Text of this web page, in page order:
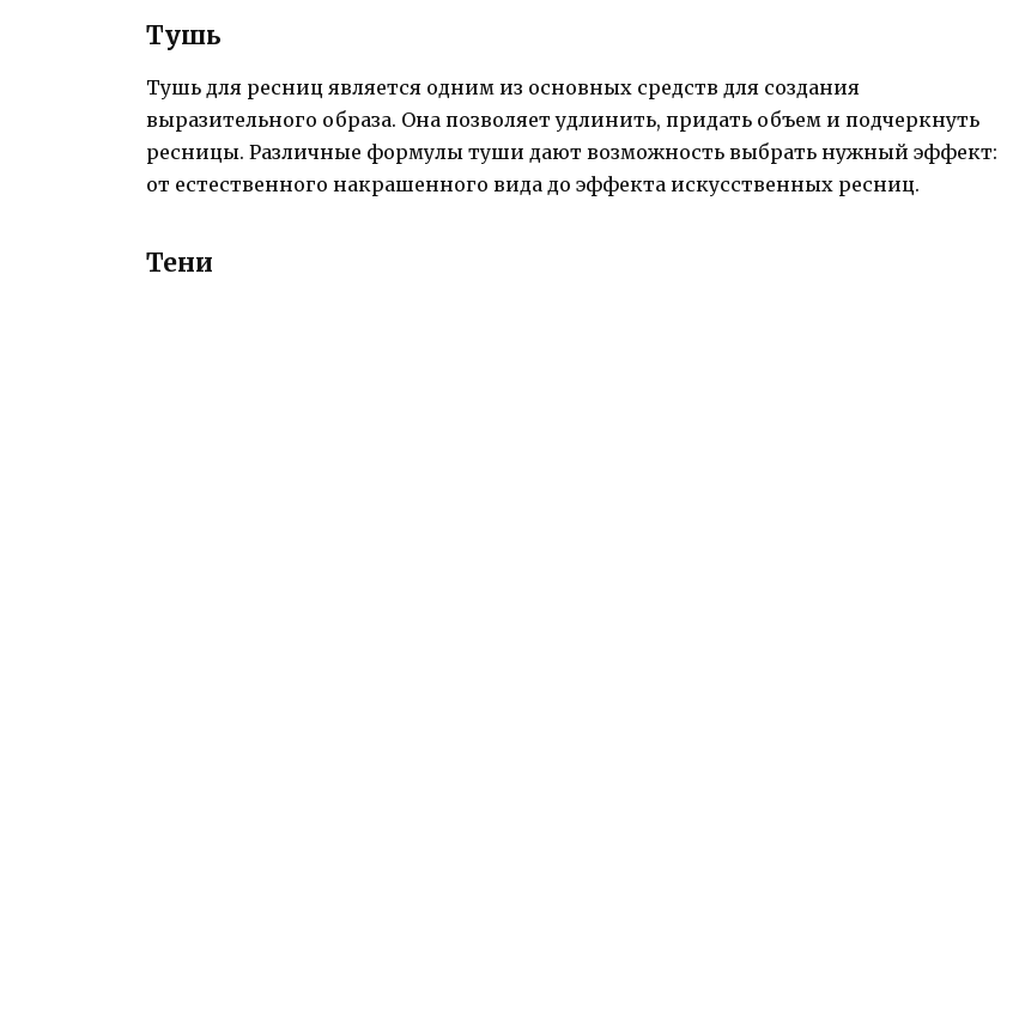
Тушь
Тушь для ресниц является одним из основных средств для создания
выразительного образа. Она позволяет удлинить, придать объем и подчеркнуть
ресницы. Различные формулы туши дают возможность выбрать нужный эффект:
от естественного накрашенного вида до эффекта искусственных ресниц.
Тени